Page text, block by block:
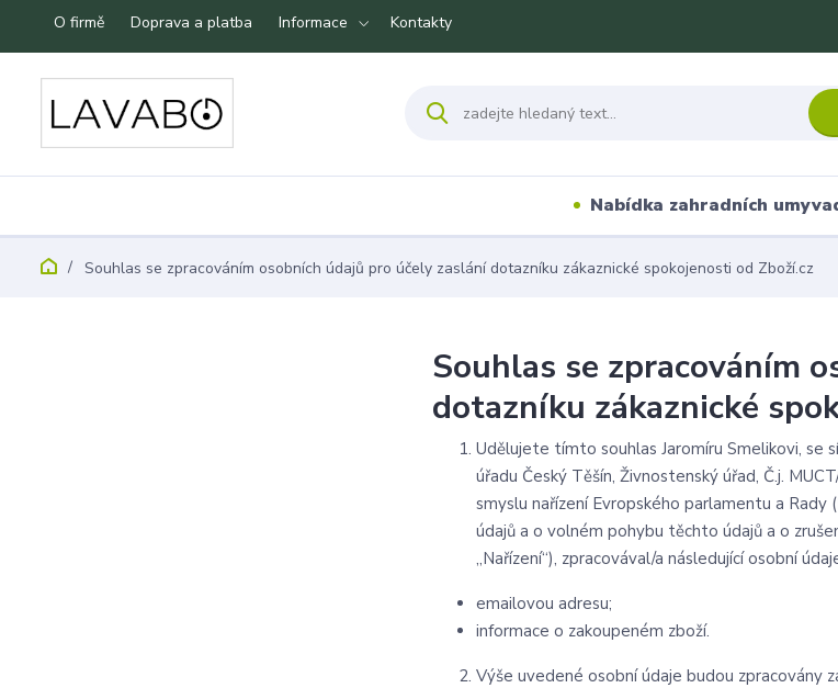
O firmě Doprava a platba Informace Kontakty
Nabídka zahradních
Souhlas se zpracováním osobních údajů pro účely zaslání dotazníku zákaznické spokojenosti od Zboží.cz
Souhlas se zpracováním
dotazníku zákaznické
Udělujete tímto souhlas Jaromíru Smelikovi, se
úřadu Český Těšín, Živnostenský úřad, Č.j.
smyslu nařízení Evropského parlamentu a
údajů a o volném pohybu těchto údajů a o
„Nařízení“), zpracovával/a následující osobní
emailovou adresu;
informace o zakoupeném zboží.
Výše uvedené osobní údaje budou zpracovány